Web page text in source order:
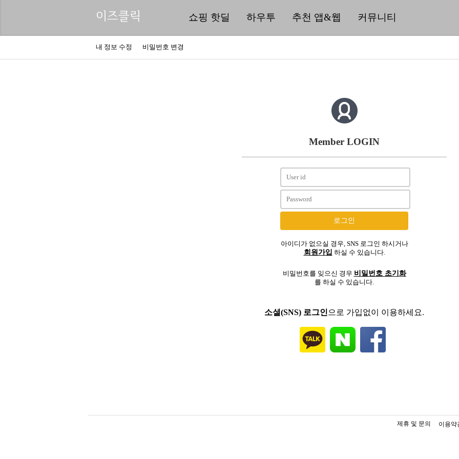
이즈클릭 쇼핑 핫딜 하우투 추천 앱&웹 커뮤니티
내 정보 수정 비밀번호 변경
Member LOGIN
아이디가 없으실 경우, SNS 로그인 하시거나
회원가입 하실 수 있습니다.
비밀번호를 잊으신 경우 비밀번호 초기화
를 하실 수 있습니다.
소셜(SNS) 로그인 으로 가입없이 이용하세요.
이용약
제휴 및 문의